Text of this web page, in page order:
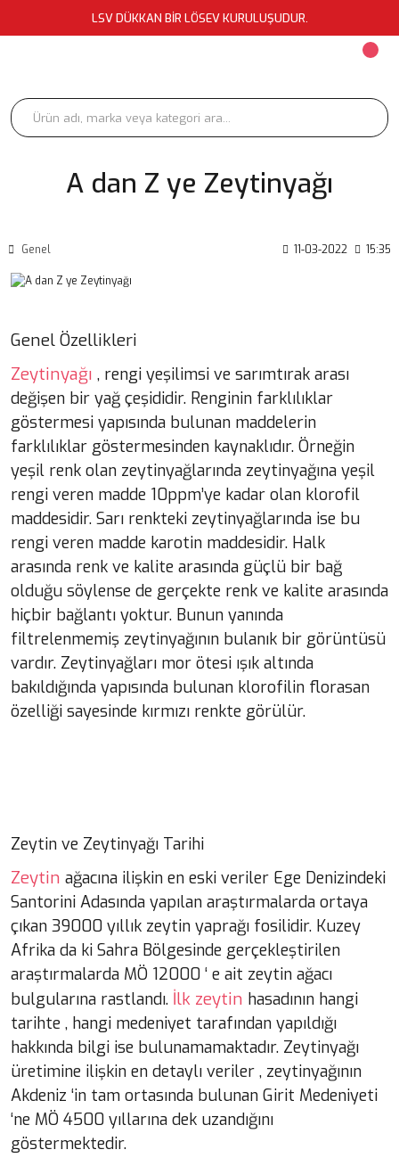
LSV DÜKKAN BİR LÖSEV KURULUŞUDUR.
A dan Z ye Zeytinyağı
Genel 11-03-2022 15:35
Genel Özellikleri
Zeytinyağı , rengi yeşilimsi ve sarımtırak arası
değişen bir yağ çeşididir. Renginin farklılıklar
göstermesi yapısında bulunan maddelerin
farklılıklar göstermesinden kaynaklıdır. Örneğin
yeşil renk olan zeytinyağlarında zeytinyağına yeşil
rengi veren madde 10ppm’ye kadar olan klorofil
maddesidir. Sarı renkteki zeytinyağlarında ise bu
rengi veren madde karotin maddesidir. Halk
arasında renk ve kalite arasında güçlü bir bağ
olduğu söylense de gerçekte renk ve kalite arasında
hiçbir bağlantı yoktur. Bunun yanında
filtrelenmemiş zeytinyağının bulanık bir görüntüsü
vardır. Zeytinyağları mor ötesi ışık altında
bakıldığında yapısında bulunan klorofilin florasan
özelliği sayesinde kırmızı renkte görülür.
Zeytin ve Zeytinyağı Tarihi
Zeytin ağacına ilişkin en eski veriler Ege Denizindeki
Santorini Adasında yapılan araştırmalarda ortaya
çıkan 39000 yıllık zeytin yaprağı fosilidir. Kuzey
Afrika da ki Sahra Bölgesinde gerçekleştirilen
araştırmalarda MÖ 12000 ‘ e ait zeytin ağacı
bulgularına rastlandı. İlk zeytin hasadının hangi
tarihte , hangi medeniyet tarafından yapıldığı
hakkında bilgi ise bulunamamaktadır. Zeytinyağı
üretimine ilişkin en detaylı veriler , zeytinyağının
Akdeniz ‘in tam ortasında bulunan Girit Medeniyeti
‘ne MÖ 4500 yıllarına dek uzandığını
göstermektedir.